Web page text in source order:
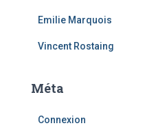
Emilie Marquois
Vincent Rostaing
Méta
Connexion